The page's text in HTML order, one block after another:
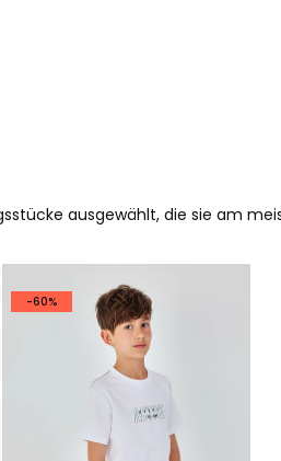
ausgewählt, die sie am
-60%